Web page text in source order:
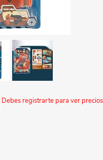
Debes registrarte para ver precios